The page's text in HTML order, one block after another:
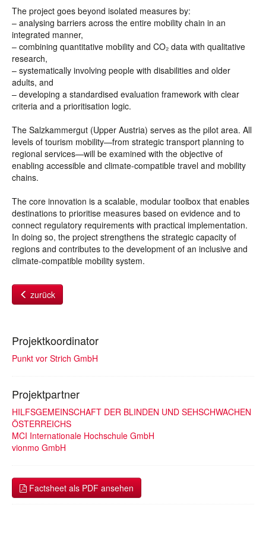
The project goes beyond isolated measures by:
– analysing barriers across the entire mobility chain in an
integrated manner,
– combining quantitative mobility and CO₂ data with qualitative
research,
– systematically involving people with disabilities and older
adults, and
– developing a standardised evaluation framework with clear
criteria and a prioritisation logic.
The Salzkammergut (Upper Austria) serves as the pilot area. All
levels of tourism mobility—from strategic transport planning to
regional services—will be examined with the objective of
enabling accessible and climate-compatible travel and mobility
chains.
The core innovation is a scalable, modular toolbox that enables
destinations to prioritise measures based on evidence and to
connect regulatory requirements with practical implementation.
In doing so, the project strengthens the strategic capacity of
regions and contributes to the development of an inclusive and
climate-compatible mobility system.
zurück
Projektkoordinator
Punkt vor Strich GmbH
Projektpartner
HILFSGEMEINSCHAFT DER BLINDEN UND SEHSCHWACHEN
ÖSTERREICHS
MCI Internationale Hochschule GmbH
vionmo GmbH
Factsheet als PDF ansehen